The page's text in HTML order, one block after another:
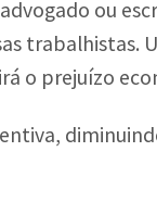
ou
trabalhistas.
o prejuízo